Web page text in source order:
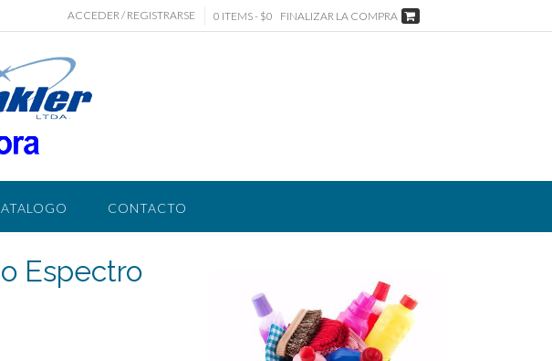
ACCEDER / REGISTRARSE 0 ITEMS - $0 FINALIZAR LA COMPRA
CONTACTO
Espectro